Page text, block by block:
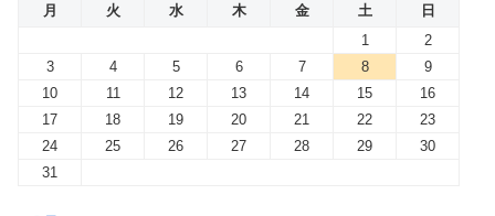
月 火 水 木 金 土
日
1
2
3
4 5 6 7 8
9
10
11 12 13 14 15
16
17
18 19 20 21 22
23
24
25 26 27 28 29
30
31